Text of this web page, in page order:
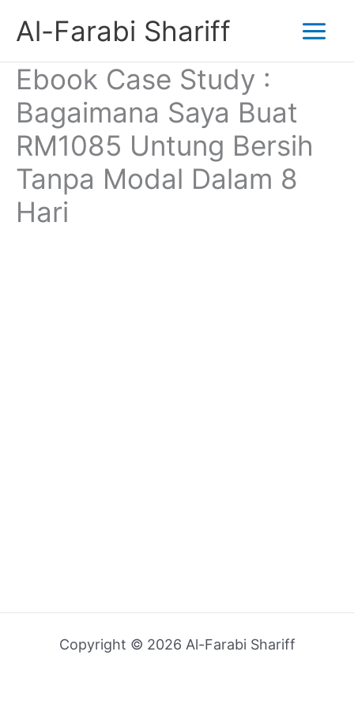
content
Al-Farabi Shariff
Ebook Case Study :
Bagaimana Saya Buat
RM1085 Untung Bersih
Tanpa Modal Dalam 8
Hari
Copyright © 2026 Al-Farabi Shariff